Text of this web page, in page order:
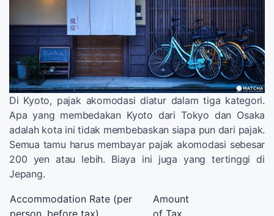
Di Kyoto, pajak akomodasi diatur dalam tiga kategori.
Apa yang membedakan Kyoto dari Tokyo dan Osaka
adalah kota ini tidak membebaskan siapa pun dari pajak.
Semua tamu harus membayar pajak akomodasi sebesar
200 yen atau lebih. Biaya ini juga yang tertinggi di
Jepang.
Accommodation Rate (per
person, before tax)
Amount
of Tax